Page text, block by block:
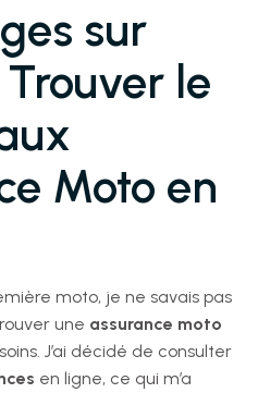
sur
le
Moto en
moto, je ne savais pas
une assurance moto
J’ai décidé de consulter
en ligne, ce qui m’a